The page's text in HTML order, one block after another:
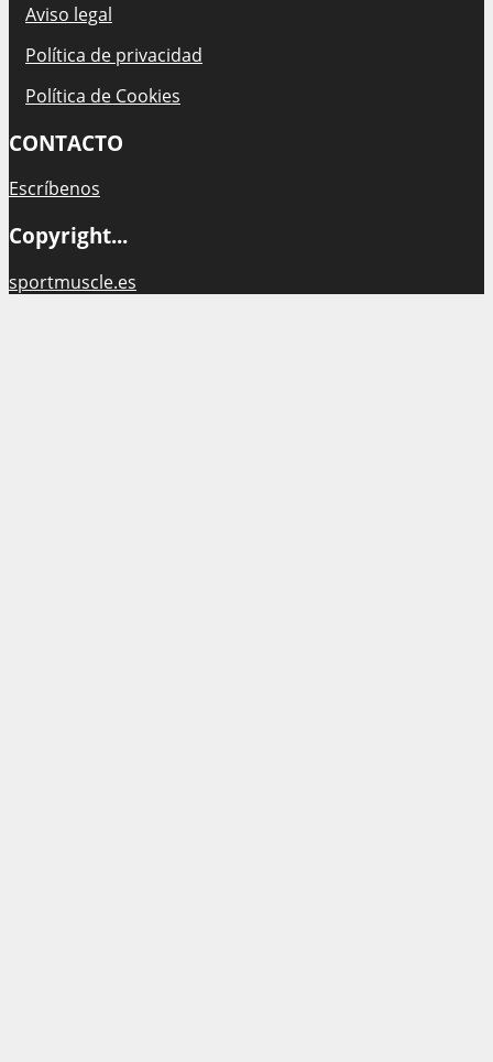
Aviso legal
Política de privacidad
Política de Cookies
CONTACTO
Escríbenos
Copyright...
sportmuscle.es